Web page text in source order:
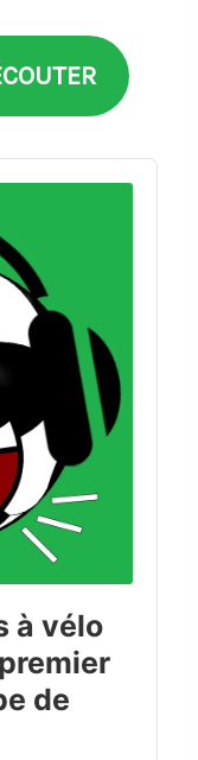
à vélo
de